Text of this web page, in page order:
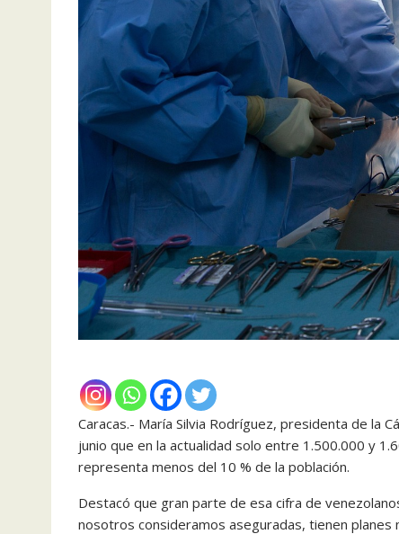
Caracas.- María Silvia Rodríguez, presidenta de la
junio que en la actualidad solo entre 1.500.000 y
representa menos del 10 % de la población.
Destacó que gran parte de esa cifra de
nosotros consideramos aseguradas, tienen planes